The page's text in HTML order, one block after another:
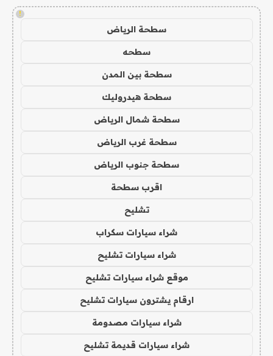
!
سطحة الرياض
سطحه
سطحة بين المدن
سطحة هيدروليك
سطحة شمال الرياض
سطحة غرب الرياض
سطحة جنوب الرياض
اقرب سطحة
تشليح
شراء سيارات سكراب
شراء سيارات تشليح
موقع شراء سيارات تشليح
ارقام يشترون سيارات تشليح
شراء سيارات مصدومة
شراء سيارات قديمة تشليح